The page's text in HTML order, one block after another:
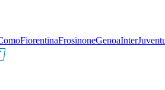
FiorentinaFrosinoneGenoaInter